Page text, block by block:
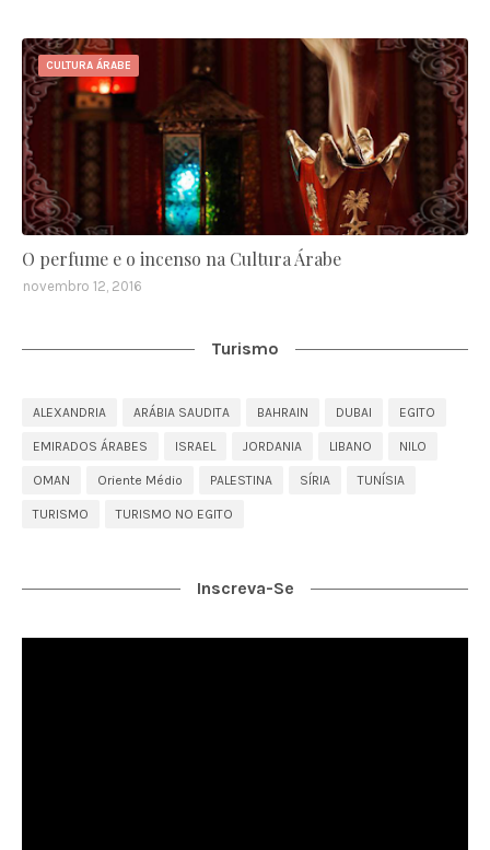
CULTURA ÁRABE
O perfume e o incenso na Cultura Árabe
novembro 12, 2016
Turismo
ALEXANDRIA ARÁBIA SAUDITA BAHRAIN DUBAI EGITO
EMIRADOS ÁRABES ISRAEL JORDANIA LIBANO NILO
OMAN Oriente Médio PALESTINA SÍRIA TUNÍSIA
TURISMO TURISMO NO EGITO
Inscreva-Se